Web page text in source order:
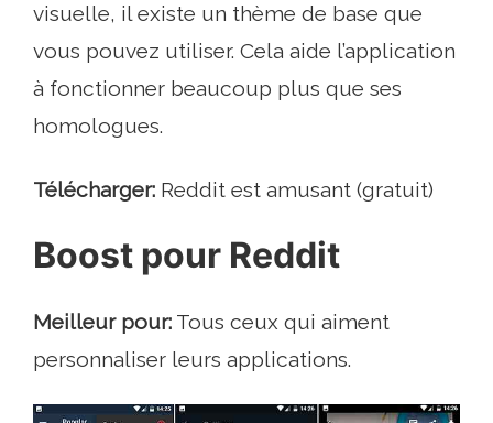
visuelle, il existe un thème de base que
vous pouvez utiliser. Cela aide l’application
à fonctionner beaucoup plus que ses
homologues.
Télécharger: Reddit est amusant (gratuit)
Boost pour Reddit
Meilleur pour: Tous ceux qui aiment
personnaliser leurs applications.